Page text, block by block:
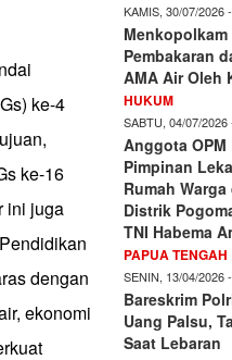
ke-4
ke-16
ini juga
dengan
ekonomi
KAMIS, 30/07/2026
Pembakaran
AMA Air Oleh
HUKUM
SABTU, 04/07/2026
Anggota
Pimpinan
Rumah
Distrik
TNI Habema
PAPUA TENGAH
SENIN, 13/04/2026
Bareskrim
Uang Palsu,
Saat Lebaran